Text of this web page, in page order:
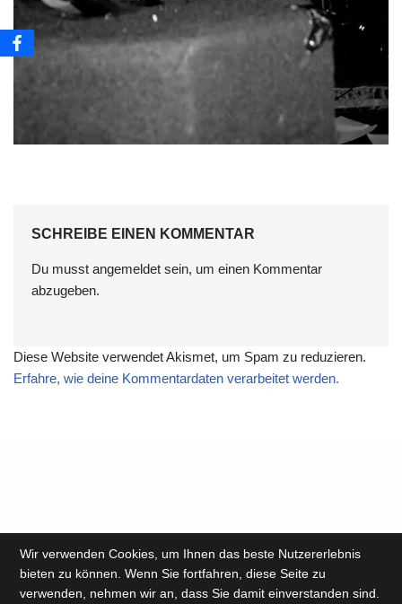
SCHREIBE EINEN KOMMENTAR
Du musst angemeldet sein, um einen Kommentar
abzugeben.
Diese Website verwendet Akismet, um Spam zu reduzieren.
Erfahre, wie deine Kommentardaten verarbeitet werden.
Wir verwenden Cookies, um Ihnen das beste Nutzererlebnis
bieten zu können. Wenn Sie fortfahren, diese Seite zu
verwenden, nehmen wir an, dass Sie damit einverstanden sind.